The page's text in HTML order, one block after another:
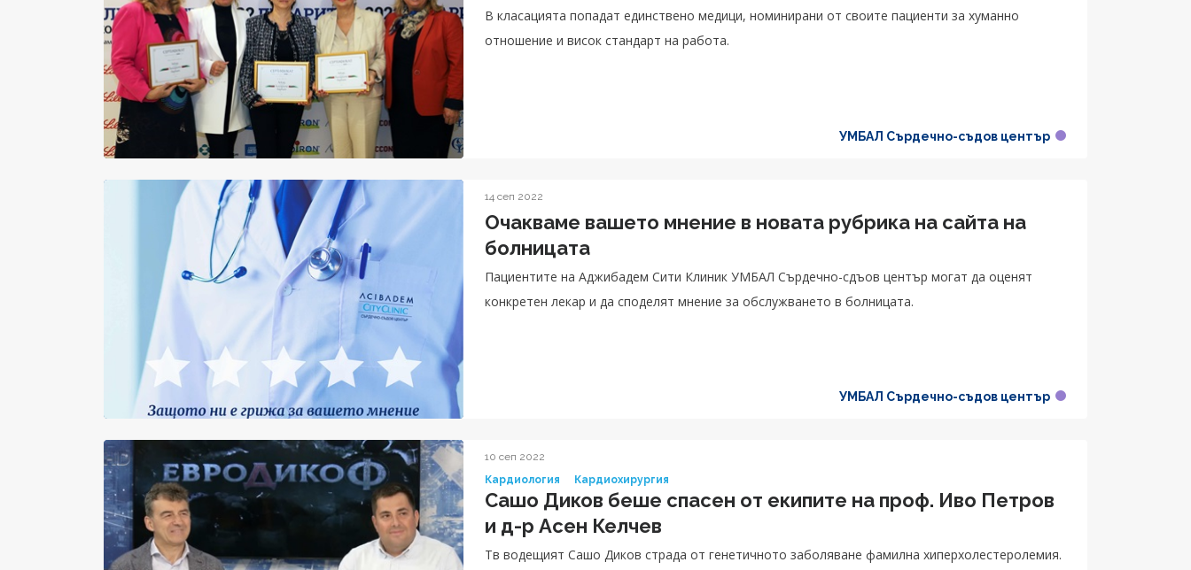
В класацията попадат единствено медици, номинирани от своите пациенти за хуманно
отношение и висок стандарт на работа.
УМБАЛ Сърдечно-съдов център
14 сеп 2022
Очакваме вашето мнение в новата рубрика на сайта на
болницата
Пациентите на Аджибадем Сити Клиник УМБАЛ Сърдечно-сдъов център могат да оценят
конкретен лекар и да споделят мнение за обслужването в болницата.
УМБАЛ Сърдечно-съдов център
10 сеп 2022
Кардиология
Кардиохирургия
Сашо Диков беше спасен от екипите на проф. Иво Петров
и д-р Асен Келчев
Тв водещият Сашо Диков страда от генетичното заболяване фамилна хиперхолестеролемия.